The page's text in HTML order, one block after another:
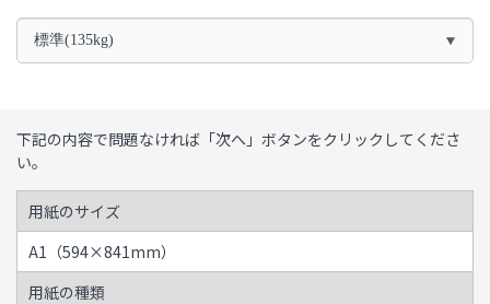
標準(135kg)
下記の内容で問題なければ「次へ」ボタンをクリックしてくださ
い。
用紙のサイズ
A1（594×841mm）
用紙の種類